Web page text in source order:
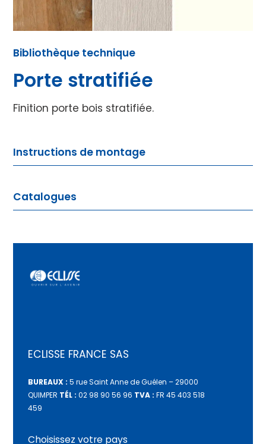
Bibliothèque technique
Porte stratifiée
Finition porte bois stratifiée.
Instructions de montage
quincaillerie
Catalogues
ECLISSE FRANCE SAS
BUREAUX : 5 rue Saint Anne de Guélen – 29000
QUIMPER TÉL : 02 98 90 56 96 TVA : FR 45 403 518
459
Choisissez votre pays